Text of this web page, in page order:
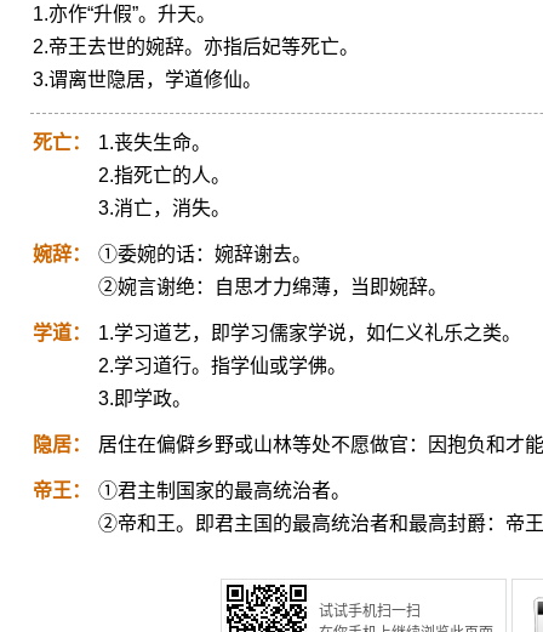
1.亦作“升假”。升天。
2.帝王去世的婉辞。亦指后妃等死亡。
3.谓离世隐居，学道修仙。
死亡：
1.丧失生命。
2.指死亡的人。
3.消亡，消失。
婉辞：
①委婉的话：婉辞谢去。
②婉言谢绝：自思才力绵薄，当即婉辞。
学道：
1.学习道艺，即学习儒家学说，如仁义礼乐之类。
2.学习道行。指学仙或学佛。
3.即学政。
隐居： 居住在偏僻乡野或山林等处不愿做官：因抱负和才
帝王：
①君主制国家的最高统治者。
②帝和王。即君主国的最高统治者和最高封爵：帝
试试手机扫一扫